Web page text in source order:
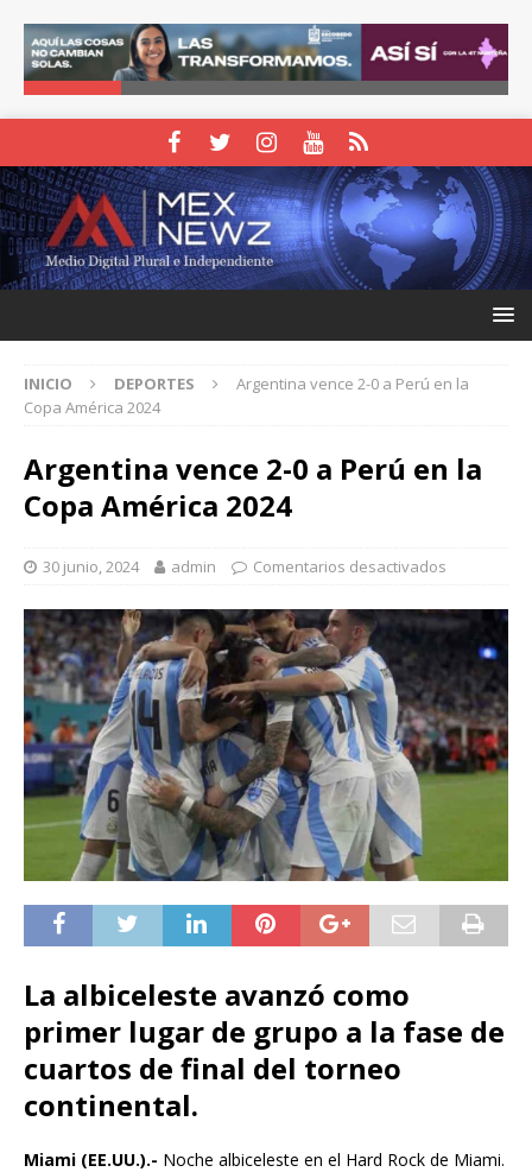
INICIO DEPORTES
Argentina vence 2-0 a Perú en la
Copa América 2024
Argentina vence 2-0 a Perú en la
Copa América 2024
30 junio, 2024 admin Comentarios desactivados
La albiceleste avanzó como
primer lugar de grupo a la fase de
cuartos de final del torneo
continental.
Miami (EE.UU.).- Noche albiceleste en el Hard Rock de Miami.